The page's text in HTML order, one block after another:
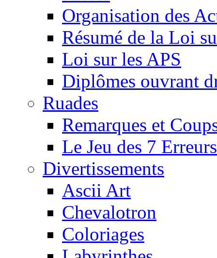
Organisation des
Résumé de la Loi
Loi sur les APS
Diplômes ouvrant
Ruades
Remarques et
Le Jeu des 7 Erreurs
Divertissements
Ascii Art
Chevalotron
Coloriages